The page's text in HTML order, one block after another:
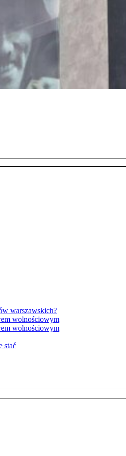
warszawskich?
wolnościowym
wolnościowym
stać